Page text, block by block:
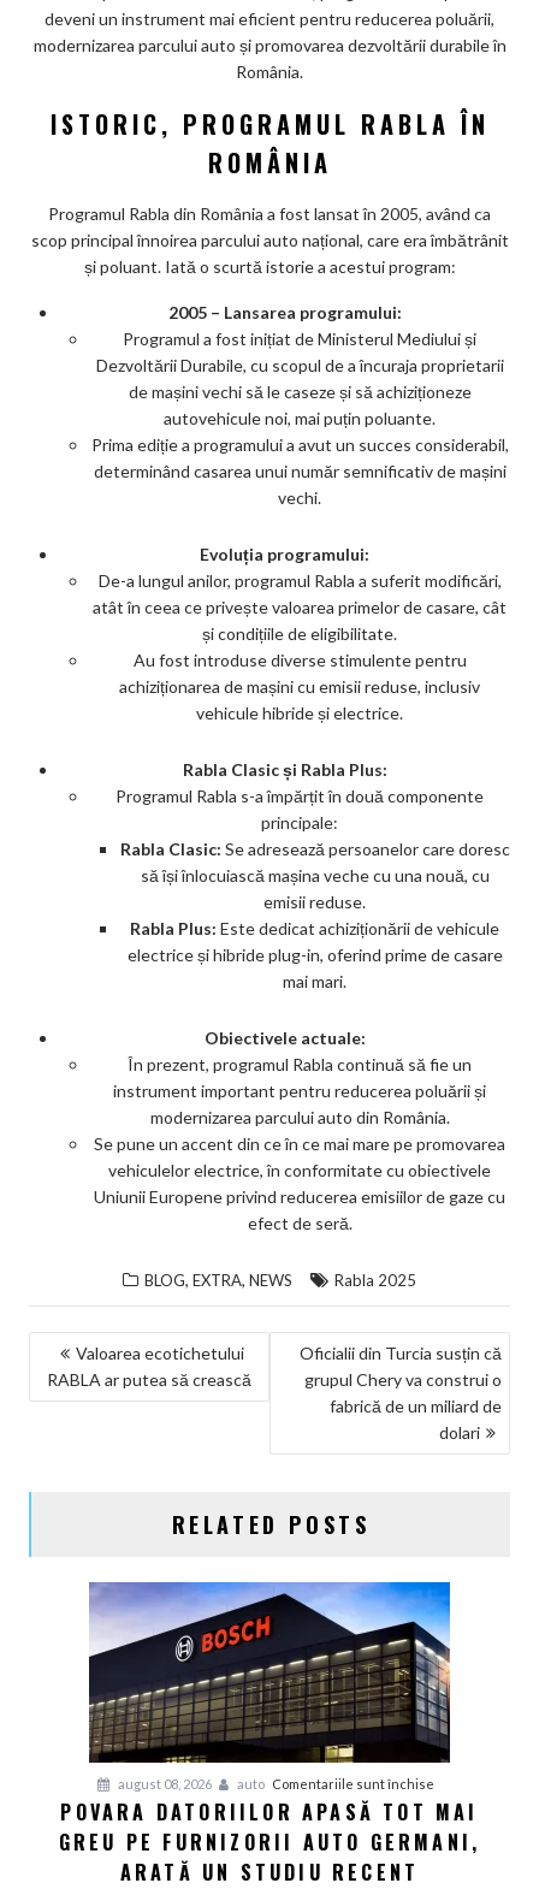
deveni un instrument mai eficient pentru reducerea poluării,
modernizarea parcului auto și promovarea dezvoltării durabile în
România.
ISTORIC, PROGRAMUL RABLA ÎN
ROMÂNIA
Programul Rabla din România a fost lansat în 2005, având ca
scop principal înnoirea parcului auto național, care era îmbătrânit
și poluant. Iată o scurtă istorie a acestui program:
2005 – Lansarea programului:
Programul a fost inițiat de Ministerul Mediului și
Dezvoltării Durabile, cu scopul de a încuraja proprietarii
de mașini vechi să le caseze și să achiziționeze
autovehicule noi, mai puțin poluante.
Prima ediție a programului a avut un succes considerabil,
determinând casarea unui număr semnificativ de mașini
vechi.
Evoluția programului:
De-a lungul anilor, programul Rabla a suferit modificări,
atât în ceea ce privește valoarea primelor de casare, cât
și condițiile de eligibilitate.
Au fost introduse diverse stimulente pentru
achiziționarea de mașini cu emisii reduse, inclusiv
vehicule hibride și electrice.
Rabla Clasic și Rabla Plus:
Programul Rabla s-a împărțit în două componente
principale:
Rabla Clasic: Se adresează persoanelor care doresc
să își înlocuiască mașina veche cu una nouă, cu
emisii reduse.
Rabla Plus: Este dedicat achiziționării de vehicule
electrice și hibride plug-in, oferind prime de casare
mai mari.
Obiectivele actuale:
În prezent, programul Rabla continuă să fie un
instrument important pentru reducerea poluării și
modernizarea parcului auto din România.
Se pune un accent din ce în ce mai mare pe promovarea
vehiculelor electrice, în conformitate cu obiectivele
Uniunii Europene privind reducerea emisiilor de gaze cu
efect de seră.
BLOG, EXTRA, NEWS Rabla 2025
NAVIGARE
ÎN
Valoarea ecotichetului
RABLA ar putea să crească
Oficialii din Turcia susțin că
grupul Chery va construi o
fabrică de un miliard de
dolari
RELATED POSTS
august 08, 2026 auto Comentariile sunt închise
Povara
datoriilor
POVARA DATORIILOR APASĂ TOT MAI
GREU PE FURNIZORII AUTO GERMANI,
ARATĂ UN STUDIU RECENT